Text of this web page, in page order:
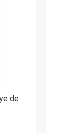
de